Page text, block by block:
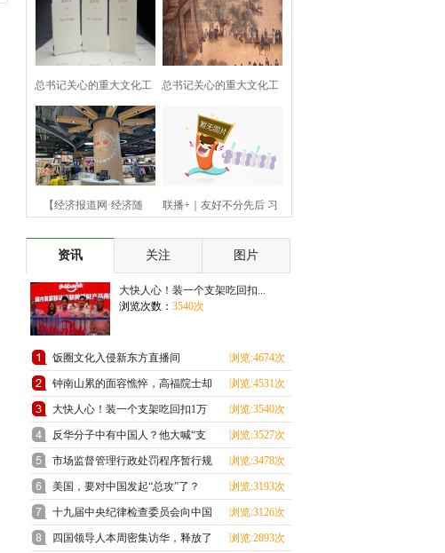
总书记关心的重大文化工
程｜
总书记关心的重大文化工
程｜
【经济报道网·经济随 联播+｜友好不分先后 习
资讯 关注 图片
大快人心！装一个支架吃回扣...
浏览次数： 3540次
饭圈文化入侵新东方直播间 浏览:4674次
钟南山累的面容憔悴，高福院士却
忙
浏览:4531次
大快人心！装一个支架吃回扣1万
元的
浏览:3540次
反华分子中有中国人？他大喊“支
那
浏览:3527次
市场监督管理行政处罚程序暂行规
定
浏览:3478次
美国，要对中国发起“总攻”了？ 浏览:3193次
十九届中央纪律检查委员会向中国
共
浏览:3126次
四国领导人本周密集访华，释放了
浏览:2893次